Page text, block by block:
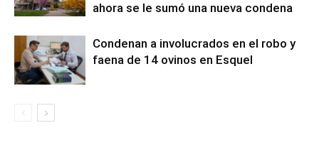
ahora se le sumó una nueva condena
Condenan a involucrados en el robo y
faena de 14 ovinos en Esquel